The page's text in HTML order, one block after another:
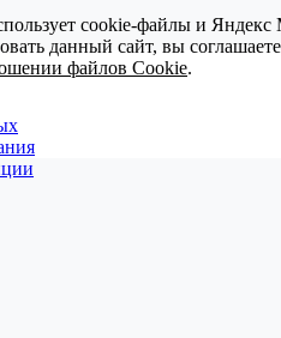
cookie-файлы и Яндекс
данный сайт, вы
файлов Cookie.